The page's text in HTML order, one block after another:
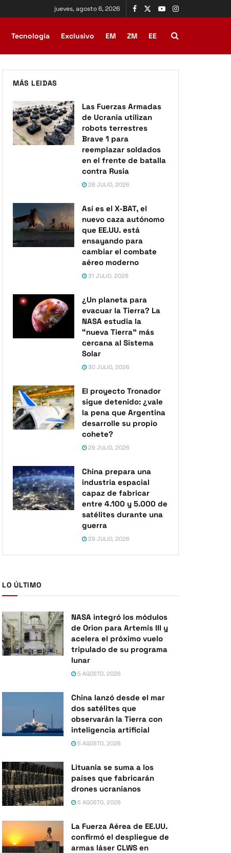
jueves, agosto 6, 2026
Tecnología Exclusivo EM ZM EE
MÁS LEIDAS
Las Fuerzas Armadas
de Ucrania utilizan
robots terrestres
Brave 1 para
reemplazar soldados
en el frente de batalla
contra Rusia
28 JULIO, 2026
Así es el X-BAT, el
nuevo caza autónomo
que EE.UU. está
ensayando para
cambiar el combate
aéreo moderno
31 JULIO, 2026
¿Un planeta para
evacuar la Tierra? La
NASA estudia la
“nueva Tierra” más
cercana al Sistema
Solar
30 JULIO, 2026
El proyecto Tronador
sigue detenido: ¿vale
la pena que Argentina
desarrolle su propio
cohete?
29 JULIO, 2026
China prepara una
industria espacial
capaz de fabricar
entre 4.100 y 5.000 de
satélites durante una
guerra
29 JULIO, 2026
LO ÚLTIMO
NASA integró los módulos
de Orion para Artemis III y
acelera el próximo vuelo
tripulado de su programa
lunar
5 AGOSTO, 2026
China lanzó desde el mar
dos satélites que
observarán la Tierra con
inteligencia artificial
5 AGOSTO, 2026
Lituania se suma a los
países que fabricarán
drones ucranianos
5 AGOSTO, 2026
La Fuerza Aérea de EE.UU.
confirmó el despliegue de
armas láser CLWS en